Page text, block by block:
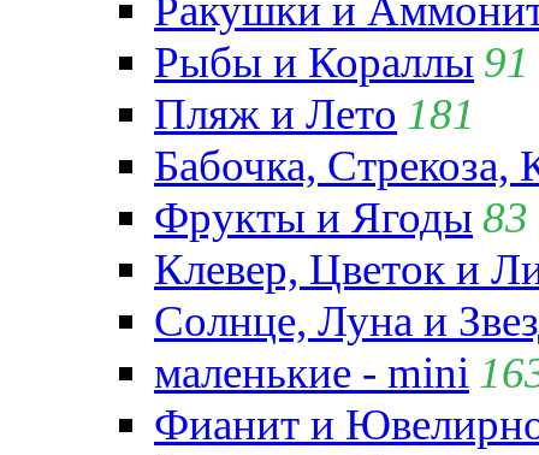
Рыбы и Кораллы 91
Пляж и Лето 181
Бабочка,
Фрукты и Ягоды 83
Клевер, Цветок и
Солнце, Луна и
маленькие - mini
Фианит и